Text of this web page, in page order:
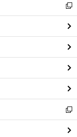
閉
る
新
し
い
ウ
ィ
ン
ド
ウ
で
開
く
新
し
い